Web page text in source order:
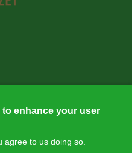
enhance your user
agree to us doing so.